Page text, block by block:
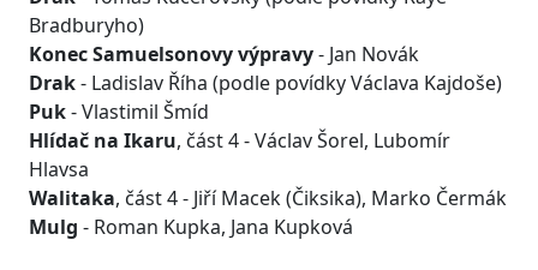
Bradburyho)
Konec Samuelsonovy výpravy- Jan Novák
Drak- Ladislav Říha (podle povídky Václava Kajdoše)
Puk- Vlastimil Šmíd
Hlídač na Ikaru, část 4 - Václav Šorel, Lubomír
Hlavsa
Walitaka, část 4 - Jiří Macek (Čiksika), Marko Čermák
Mulg - Roman Kupka, Jana Kupková